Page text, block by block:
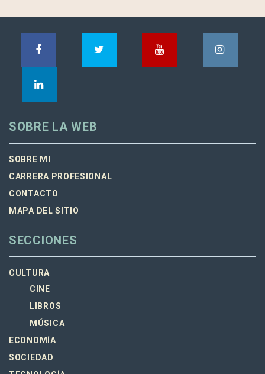
SOBRE LA WEB
SOBRE MI
CARRERA PROFESIONAL
CONTACTO
MAPA DEL SITIO
SECCIONES
CULTURA
CINE
LIBROS
MÚSICA
ECONOMÍA
SOCIEDAD